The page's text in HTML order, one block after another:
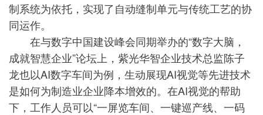
制系统为依托，实现了自动缝制单元与传统工艺的协
同运作。
在与数字中国建设峰会同期举办的“数字大脑，
成就智慧企业”论坛上，紫光华智企业技术总监陈子
龙也以AI数字车间为例，生动展现AI视觉等先进技术
是如何为制造业企业降本增效的。在AI视觉的帮助
下，工作人员可以“一屏览车间、一键巡产线、一码